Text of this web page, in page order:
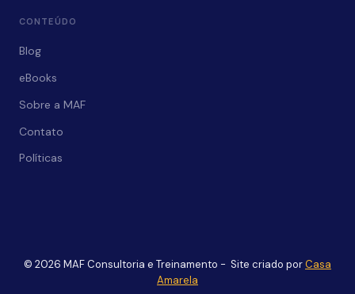
CONTEÚDO
Blog
eBooks
Sobre a MAF
Contato
Políticas
© 2026 MAF Consultoria e Treinamento - Site criado porCasa
Amarela